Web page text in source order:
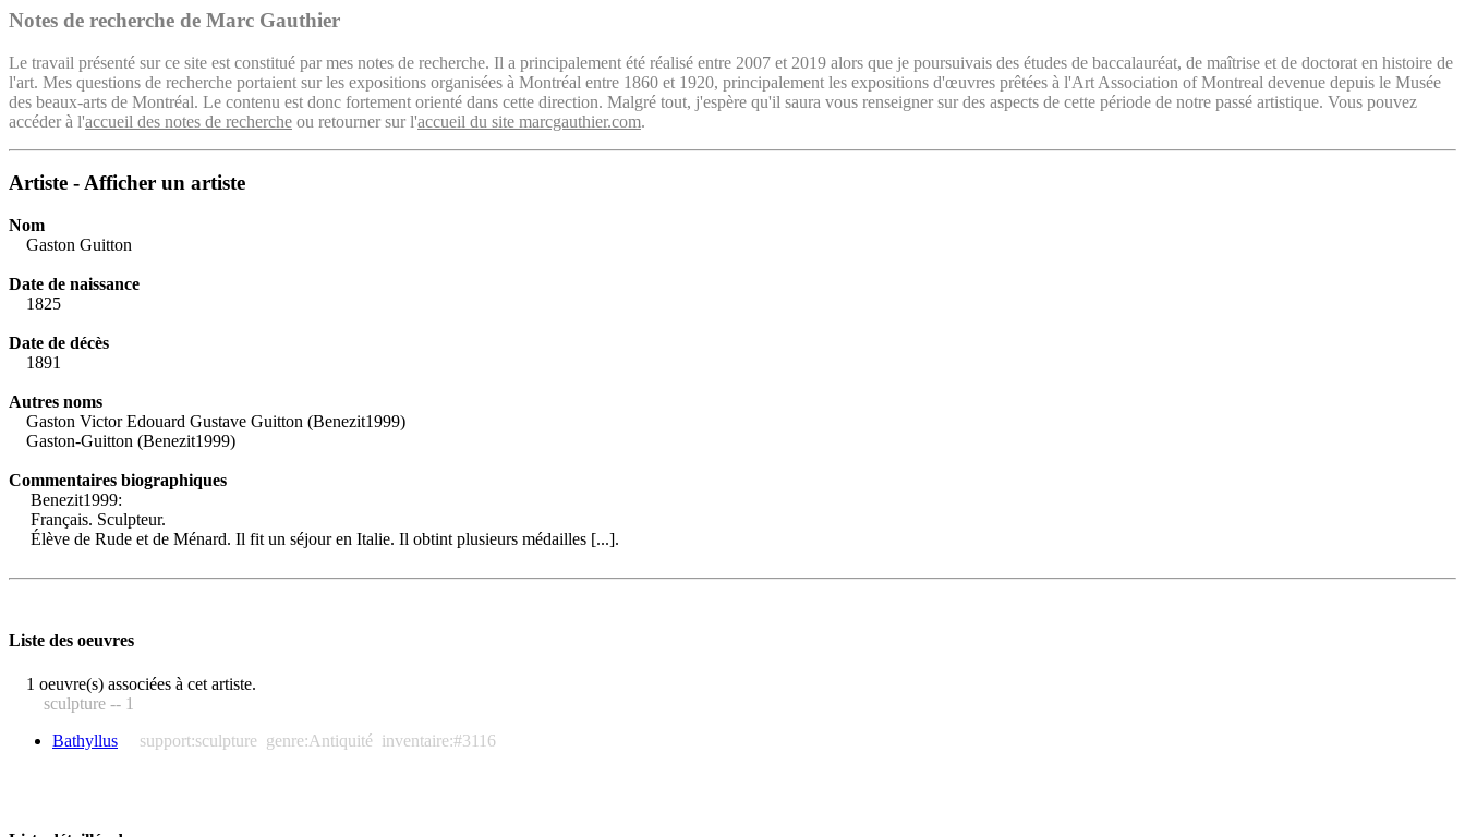
Notes de recherche de Marc Gauthier
Le travail présenté sur ce site est constitué par mes notes de recherche. Il a principalement été réalisé entre 2007 et 2019 alors que je poursuivais des études de baccalauréat, de maîtrise et de doctorat en histoire de
l'art. Mes questions de recherche portaient sur les expositions organisées à Montréal entre 1860 et 1920, principalement les expositions d'œuvres prêtées à l'Art Association of Montreal devenue depuis le Musée
des beaux-arts de Montréal. Le contenu est donc fortement orienté dans cette direction. Malgré tout, j'espère qu'il saura vous renseigner sur des aspects de cette période de notre passé artistique. Vous pouvez
accéder à l'accueil des notes de recherche ou retourner sur l'accueil du site marcgauthier.com.
Artiste - Afficher un artiste
Nom
Gaston Guitton
Date de naissance
1825
Date de décès
1891
Autres noms
Gaston Victor Edouard Gustave Guitton (Benezit1999)
Gaston-Guitton (Benezit1999)
Commentaires biographiques
Benezit1999:
Français. Sculpteur.
Élève de Rude et de Ménard. Il fit un séjour en Italie. Il obtint plusieurs médailles [...].
Liste des oeuvres
1 oeuvre(s) associées à cet artiste.
sculpture -- 1
Bathyllus
support:sculpture genre:Antiquité inventaire:#3116